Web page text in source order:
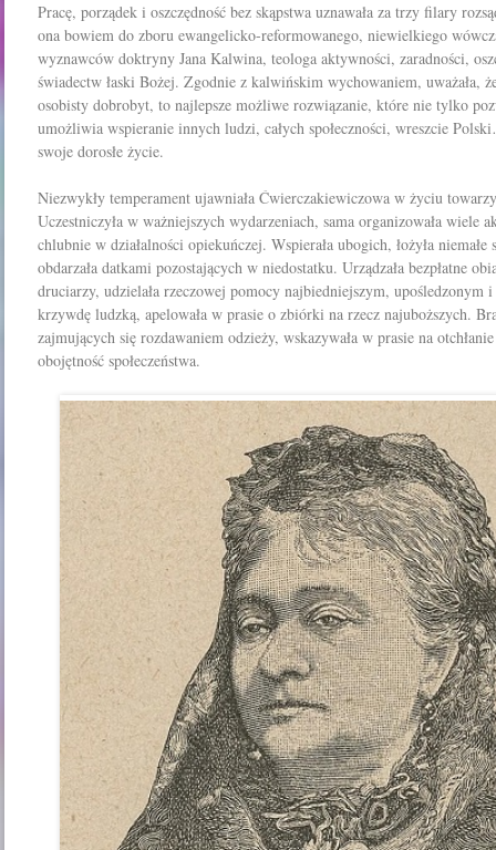
Pracę, porządek i oszczędność bez skąpstwa uznawała za trzy filary
ona bowiem do zboru ewangelicko-reformowanego, niewielkiego
wyznawców do­ktryny Jana Kalwina, teologa aktywności, zaradności,
świadectw łaski Bożej. Zgodnie z kalwińskim wychowaniem, uważała,
osobisty dobrobyt, to najlepsze możliwe rozwiązanie, które nie tylko
umożliwia wspieranie innych ludzi, całych społeczności, wreszcie
swoje dorosłe życie.
Niezwykły temperament ujawniała Ćwierczakiewiczowa w życiu
Uczestniczyła w ważniejszych wydarzeniach, sama organizowała wiele
chlubnie w działalności opiekuńczej. Wspierała ubogich, łożyła
obdarzała datkami pozostających w niedostatku. Urządzała bez­płatne
druciarzy, udzielała rzeczowej pomo­cy najbiedniejszym,
krzywdę ludzką, apelowała w prasie o zbiórki na rzecz najuboższych.
zajmujących się rozdawaniem odzieży, wskazywała w prasie na
obojętność spo­łeczeństwa.